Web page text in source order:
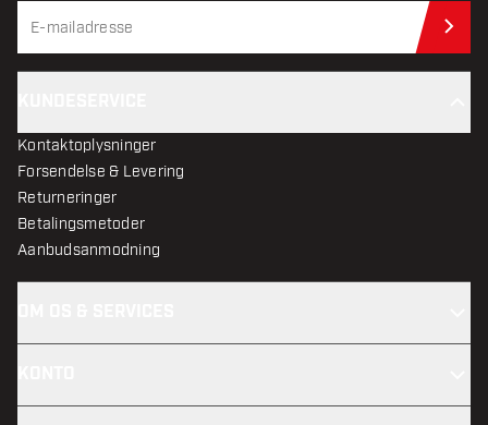
Kontaktoplysninger
Forsendelse & Levering
Returneringer
Betalingsmetoder
Aanbudsanmodning